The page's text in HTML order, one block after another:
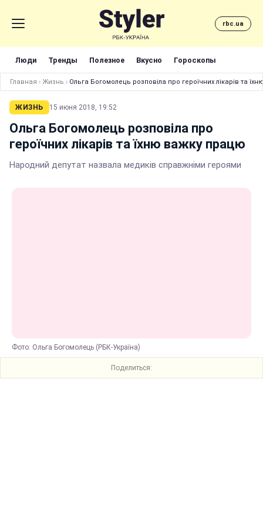
rbc.ua
Люди Тренды Полезное Вкусно Гороскопы
Главная › Жизнь › Ольга Богомолець розповіла про героїчних лікарів та
ЖИЗНЬ 15 июня 2018, 19:52
Ольга Богомолець розповіла про
героїчних лікарів та їхню важку працю
Народний депутат назвала медиків справжніми героями
Фото: Ольга Богомолець (РБК-Україна)
Поделиться: